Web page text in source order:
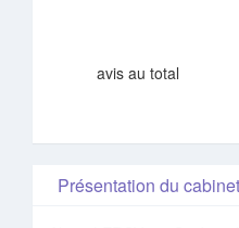
avis au total
Présentation du cabinet